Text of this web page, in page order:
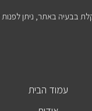
בבעיה באתר, ניתן לפנות
עמוד הבית